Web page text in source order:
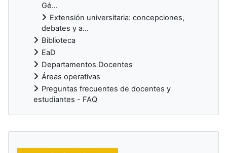
Gé...
Extensión universitaria: concepciones,
debates y a...
Biblioteca
EaD
Departamentos Docentes
Áreas operativas
Preguntas frecuentes de docentes y
estudiantes - FAQ
Bloques suplementarios